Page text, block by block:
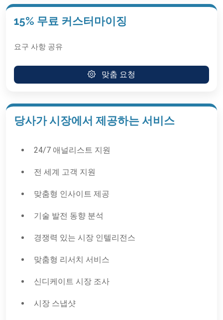
15% 무료 커스터마이징
요구 사항 공유
맞춤 요청
당사가 시장에서 제공하는 서비스
24/7 애널리스트 지원
전 세계 고객 지원
맞춤형 인사이트 제공
기술 발전 동향 분석
경쟁력 있는 시장 인텔리전스
맞춤형 리서치 서비스
신디케이트 시장 조사
시장 스냅샷